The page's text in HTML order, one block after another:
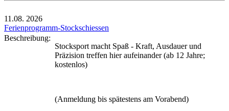
11.08. 2026
Ferienprogramm-Stockschiessen
Beschreibung:
Stocksport macht Spaß - Kraft, Ausdauer und
Präzision treffen hier aufeinander (ab 12 Jahre;
kostenlos)
(Anmeldung bis spätestens am Vorabend)